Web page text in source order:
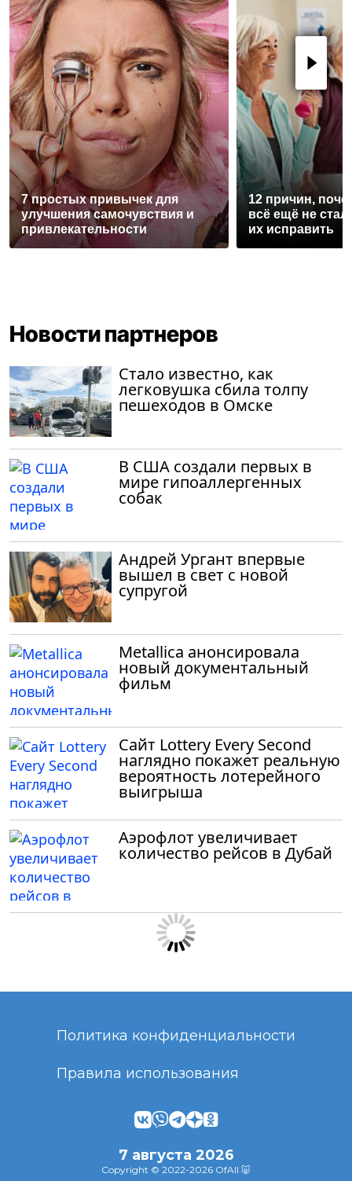
7 простых привычек для
улучшения самочувствия и
привлекательности
12 причин,
всё ещё не
их исправить
Новости партнеров
Стало известно, как
легковушка сбила толпу
пешеходов в Омске
В США создали первых в
мире гипоаллергенных
собак
Андрей Ургант впервые
вышел в свет с новой
супругой
Metallica анонсировала
новый документальный
фильм
Сайт Lottery Every Second
наглядно покажет реальную
вероятность лотерейного
выигрыша
Аэрофлот увеличивает
количество рейсов в Дубай
Политика конфиденциальности
Правила использования
7 августа 2026
Copyright © 2022-2026 OfAll 🐷